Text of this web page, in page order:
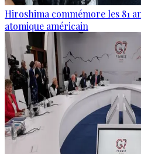
Hiroshima commémore les 81
atomique américain